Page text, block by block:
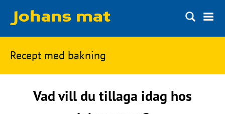
Matbloggen
Innertemperaturer
Ingredienser
Matsnack
Sök
på
Johans
Recept med bakning
Vad vill du tillaga idag hos